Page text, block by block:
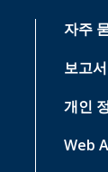
자주
보고
개인
Web